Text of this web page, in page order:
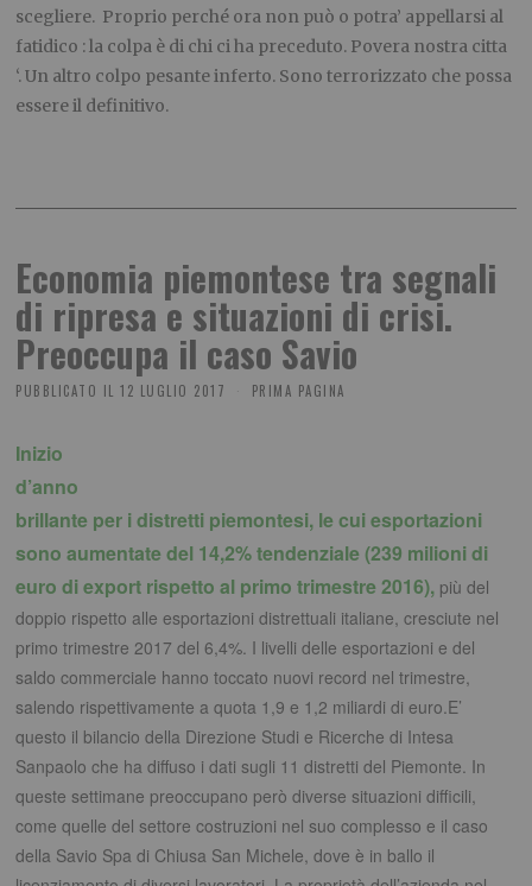
scegliere. Proprio perché ora non può o potra’ appellarsi al
fatidico : la colpa è di chi ci ha preceduto. Povera nostra citta
‘. Un altro colpo pesante inferto. Sono terrorizzato che possa
essere il definitivo.
Economia piemontese tra segnali
di ripresa e situazioni di crisi.
Preoccupa il caso Savio
PUBBLICATO IL 12 LUGLIO 2017 PRIMA PAGINA
Inizio
d’anno
brillante per i distretti piemontesi, le cui esportazioni
sono aumentate del 14,2% tendenziale (239 milioni di
euro di export rispetto al primo trimestre 2016), più del
doppio rispetto alle esportazioni distrettuali italiane, cresciute nel
primo trimestre 2017 del 6,4%. I livelli delle esportazioni e del
saldo commerciale hanno toccato nuovi record nel trimestre,
salendo rispettivamente a quota 1,9 e 1,2 miliardi di euro.E’
questo il bilancio della Direzione Studi e Ricerche di Intesa
Sanpaolo che ha diffuso i dati sugli 11 distretti del Piemonte. In
queste settimane preoccupano però diverse situazioni difficili,
come quelle del settore costruzioni nel suo complesso e il caso
della Savio Spa di Chiusa San Michele, dove è in ballo il